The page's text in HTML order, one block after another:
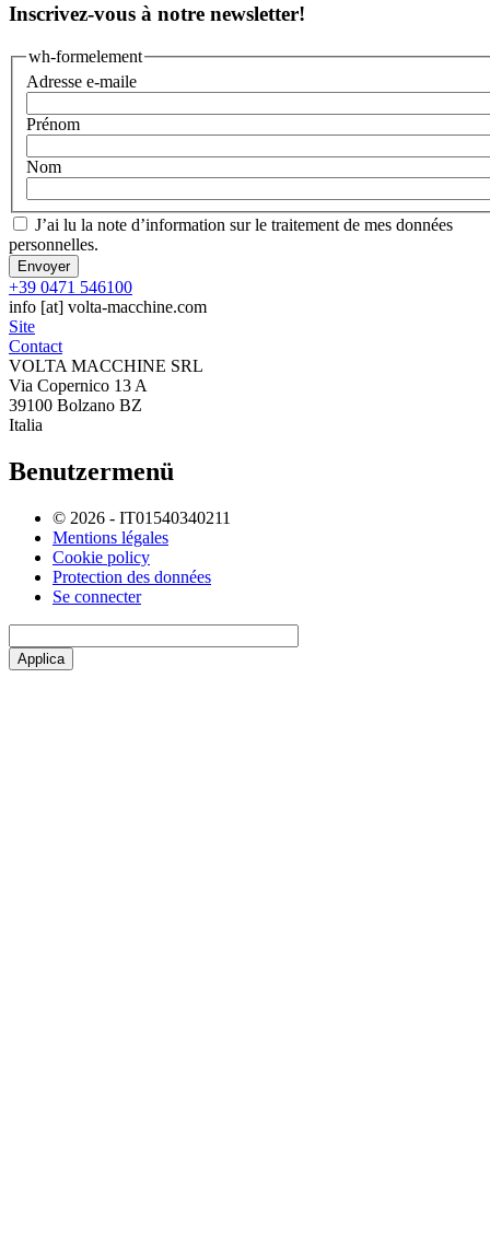
Inscrivez-vous à notre newsletter!
wh-formelement
Adresse e-maile
Prénom
Nom
J’ai lu la note d’information sur le traitement de mes données
personnelles.
+39 0471 546100
info [at] volta-macchine.com
Site
Contact
VOLTA MACCHINE SRL
Via Copernico 13 A
39100 Bolzano BZ
Italia
Benutzermenü
© 2026 - IT01540340211
Mentions légales
Cookie policy
Protection des données
Se connecter